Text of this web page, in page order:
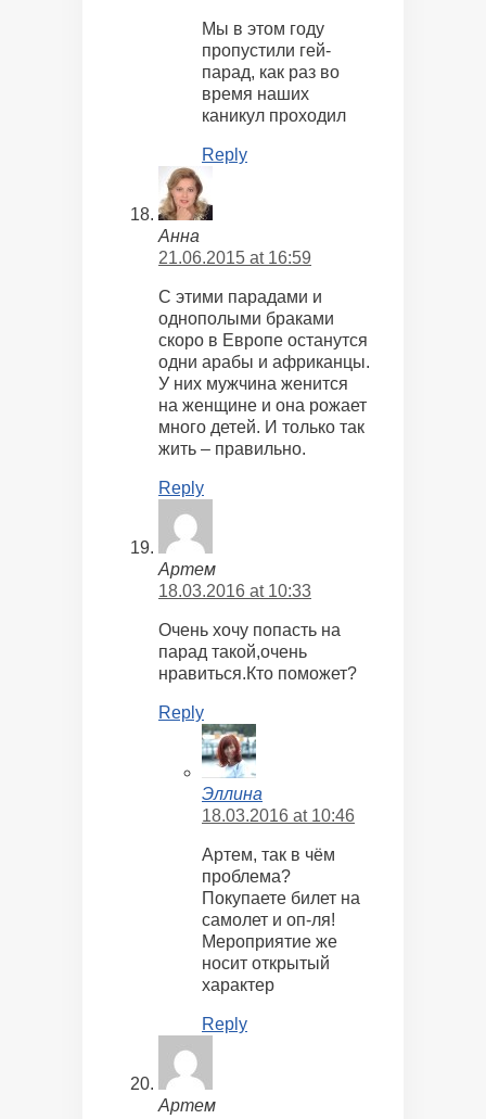
Мы в этом году
пропустили гей-
парад, как раз во
время наших
каникул проходил
Reply
Анна
21.06.2015 at 16:59
С этими парадами и
однополыми браками
скоро в Европе останутся
одни арабы и африканцы.
У них мужчина женится
на женщине и она рожает
много детей. И только так
жить – правильно.
Reply
Артем
18.03.2016 at 10:33
Очень хочу попасть на
парад такой,очень
нравиться.Кто поможет?
Reply
Эллина
18.03.2016 at 10:46
Артем, так в чём
проблема?
Покупаете билет на
самолет и оп-ля!
Мероприятие же
носит открытый
характер
Reply
Артем